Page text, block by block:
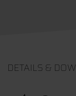
DETAILS &